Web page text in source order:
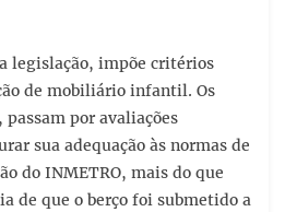
legislação, impõe critérios
de mobiliário infantil. Os
por avaliações
sua adequação às normas de
do INMETRO, mais do que
de que o berço foi submetido a